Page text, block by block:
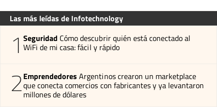
Las más leídas de Infotechnology
1 Seguridad Cómo descubrir quién está conectado al
WiFi de mi casa: fácil y rápido
2Emprendedores Argentinos crearon un marketplace
que conecta comercios con fabricantes y ya levantaron
millones de dólares